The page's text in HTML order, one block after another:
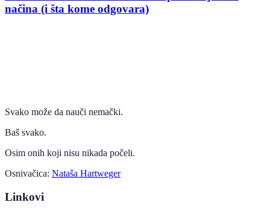
načina (i šta kome odgovara)
Svako može da nauči nemački.
Baš svako.
Osim onih koji nisu nikada počeli.
Osnivačica: Nataša Hartweger
Linkovi